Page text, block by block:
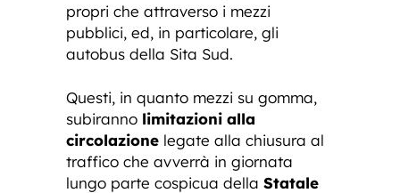
propri che attraverso i mezzi
pubblici, ed, in particolare, gli
autobus della Sita Sud.
Questi, in quanto mezzi su gomma,
subiranno limitazioni alla
circolazione legate alla chiusura al
traffico che avverrà in giornata
lungo parte cospicua della Statale